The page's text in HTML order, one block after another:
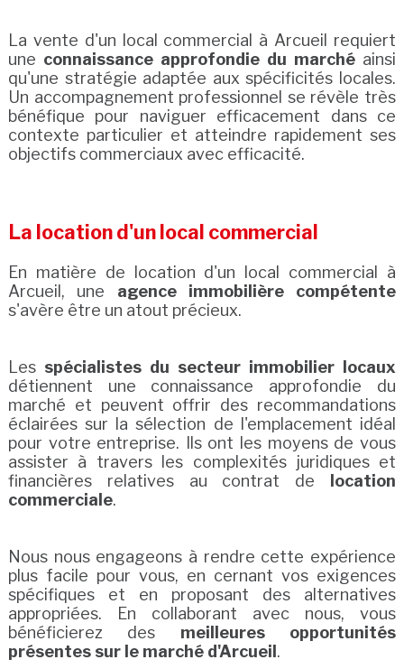
La vente d'un local commercial à Arcueil requiert
une connaissance approfondie du marché ainsi
qu'une stratégie adaptée aux spécificités locales.
Un accompagnement professionnel se révèle très
bénéfique pour naviguer efficacement dans ce
contexte particulier et atteindre rapidement ses
objectifs commerciaux avec efficacité.
La location d'un local commercial
En matière de location d'un local commercial à
Arcueil, une agence immobilière compétente
s'avère être un atout précieux.
Les spécialistes du secteur immobilier locaux
détiennent une connaissance approfondie du
marché et peuvent offrir des recommandations
éclairées sur la sélection de l'emplacement idéal
pour votre entreprise. Ils ont les moyens de vous
assister à travers les complexités juridiques et
financières relatives au contrat de
location
commerciale.
Nous nous engageons à rendre cette expérience
plus facile pour vous, en cernant vos exigences
spécifiques et en proposant des alternatives
appropriées. En collaborant avec nous, vous
bénéficierez des meilleures opportunités
présentes sur le marché d'Arcueil .